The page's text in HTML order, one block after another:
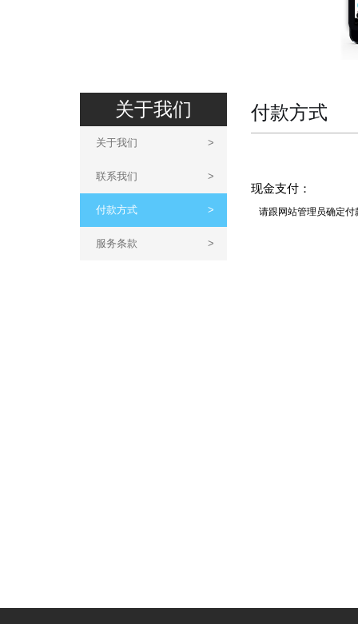
关于我们
关于我们 >
联系我们 >
付款方式 >
服务条款 >
付款方式
现金支付：
请跟网站管理员确定付